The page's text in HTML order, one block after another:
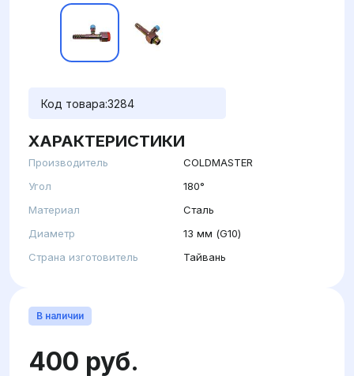
Код товара:3284
ХАРАКТЕРИСТИКИ
Производитель
COLDMASTER
Угол
180°
Материал
Сталь
Диаметр
13 мм (G10)
Страна изготовитель
Тайвань
В наличии
400 руб.